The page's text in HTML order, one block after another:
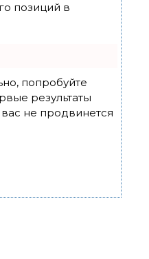
позиций в
попробуйте
результаты
не продвинется